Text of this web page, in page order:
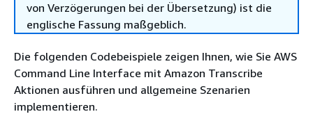
von Verzögerungen bei der Übersetzung) ist die
englische Fassung maßgeblich.
Die folgenden Codebeispiele zeigen Ihnen, wie Sie AWS
Command Line Interface mit Amazon Transcribe
Aktionen ausführen und allgemeine Szenarien
implementieren.